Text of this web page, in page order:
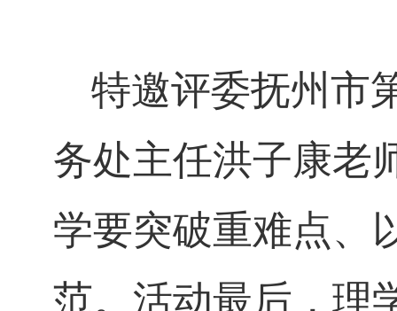
特邀评委抚州市
务处主任洪子康老
学要突破重难点、
范。活动最后，理